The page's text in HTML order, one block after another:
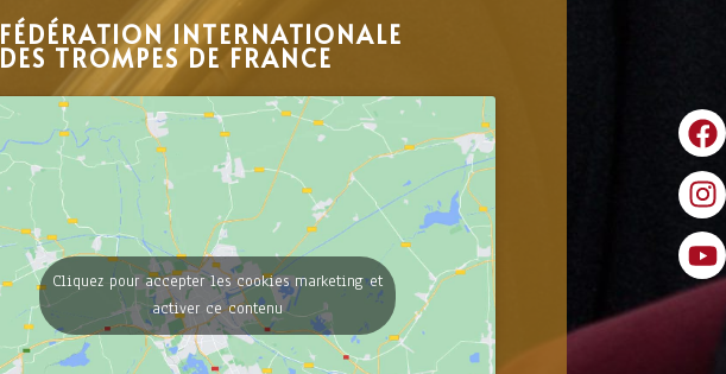
FÉDÉRATION INTERNATIONALE
DES TROMPES DE FRANCE
Cliquez pour accepter les cookies marketing et
activer ce contenu